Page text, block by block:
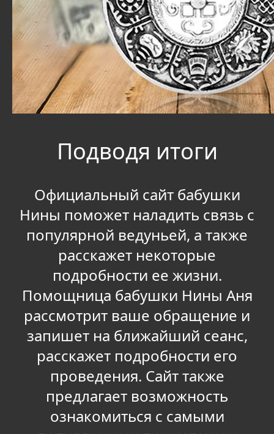
Подводя итоги
Официальный сайт бабушки
Нины поможет наладить связь с
популярной ведуньей, а также
расскажет некоторые
подробности ее жизни.
Помощница бабушки Нины Аня
рассмотрит ваше обращение и
запишет на ближайший сеанс,
расскажет подробности его
проведения. Сайт также
предлагает возможность
ознакомиться с самыми